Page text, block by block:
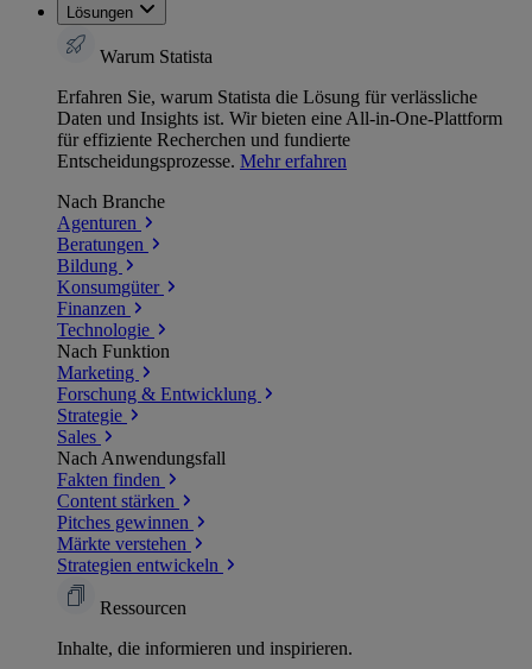
Lösungen
Warum Statista
Erfahren Sie, warum Statista die Lösung für verlässliche
Daten und Insights ist. Wir bieten eine All-in-One-Plattform
für effiziente Recherchen und fundierte
Entscheidungsprozesse. Mehr erfahren
Nach Branche
Agenturen
Beratungen
Bildung
Konsumgüter
Finanzen
Technologie
Nach Funktion
Marketing
Forschung & Entwicklung
Strategie
Sales
Nach Anwendungsfall
Fakten finden
Content stärken
Pitches gewinnen
Märkte verstehen
Strategien entwickeln
Ressourcen
Inhalte, die informieren und inspirieren.